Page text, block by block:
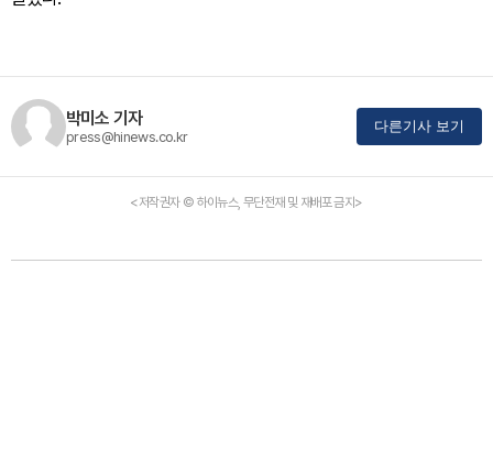
박미소 기자
press@hinews.co.kr
다른기사 보기
<저작권자 © 하이뉴스, 무단전재 및 재배포 금지>